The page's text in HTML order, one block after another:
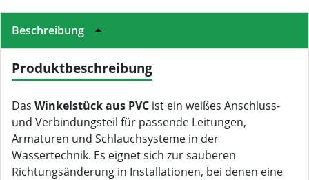
Beschreibung
Produktbeschreibung
Das Winkelstück aus PVC ist ein weißes Anschluss-
und Verbindungsteil für passende Leitungen,
Armaturen und Schlauchsysteme in der
Wassertechnik. Es eignet sich zur sauberen
Richtungsänderung in Installationen, bei denen eine